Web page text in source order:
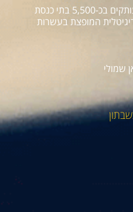
השבועון מופץ בעשרות אלפי עותקים בכ-5,500 בתי כנסת
המופצת בעשרות
שמולי